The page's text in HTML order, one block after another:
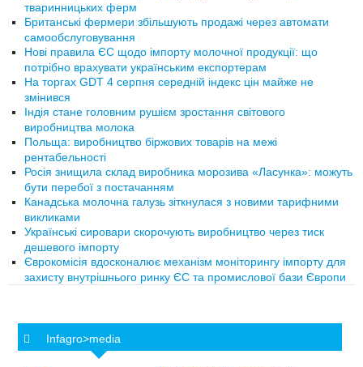
тваринницьких ферм
Британські фермери збільшують продажі через автомати
самообслуговування
Нові правила ЄС щодо імпорту молочної продукції: що
потрібно врахувати українським експортерам
На торгах GDT 4 серпня середній індекс цін майже не
змінився
Індія стане головним рушієм зростання світового
виробництва молока
Польща: виробництво біржових товарів на межі
рентабельності
Росія знищила склад виробника морозива «Ласунка»: можуть
бути перебої з постачанням
Канадська молочна галузь зіткнулася з новими тарифними
викликами
Українські сировари скорочують виробництво через тиск
дешевого імпорту
Єврокомісія вдосконалює механізм моніторингу імпорту для
захисту внутрішнього ринку ЄС та промислової бази Європи
Infagro>media